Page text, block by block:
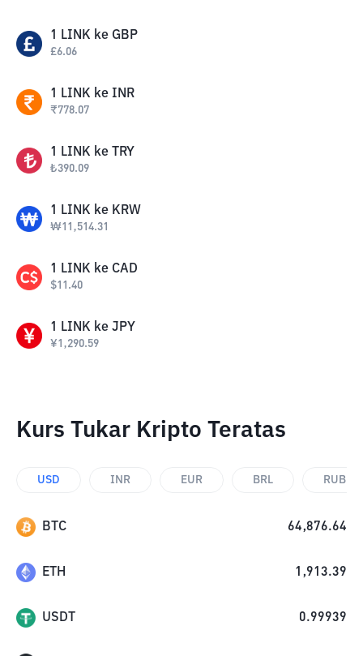
1 LINK ke GBP
£6.06
1 LINK ke INR
₹778.07
1 LINK ke TRY
₺390.09
1 LINK ke KRW
₩11,514.31
1 LINK ke CAD
$11.40
1 LINK ke JPY
¥1,290.59
Kurs Tukar Kripto Teratas
USD INR EUR BRL RUB
BTC 64,876.64
ETH 1,913.39
USDT 0.99939